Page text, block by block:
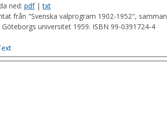
ned: pdf|txt
från "Svenska valprogram 1902-1952",
Göteborgs universitet 1959. ISBN 99-0391724-4